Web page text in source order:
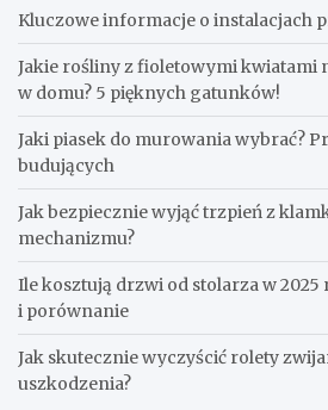
Kluczowe informacje o instalacjach
Jakie rośliny z fioletowymi kwiatami
w domu? 5 pięknych gatunków!
Jaki piasek do murowania wybrać?
budujących
Jak bezpiecznie wyjąć trzpień z
mechanizmu?
Ile kosztują drzwi od stolarza w
i porównanie
Jak skutecznie wyczyścić rolety
uszkodzenia?